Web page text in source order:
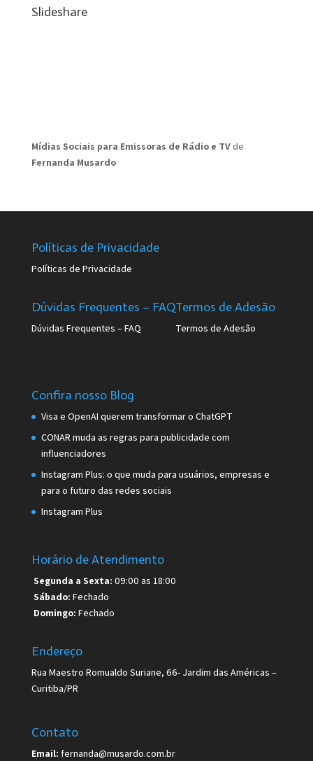
Slideshare
Mídias Sociais para Emissoras de Rádio e TVde
Fernanda Musardo
Políticas de Privacidade
Políticas de Privacidade
Dúvidas Frequentes – FAQ
Dúvidas Frequentes – FAQ
Termos de Adesão
Termos de Adesão
Confira nosso Blog
Visa e OpenAI querem transformar o ChatGPT
CONAR muda as regras para publicidade com
influenciadores
Instagram Plus: o que muda para usuários, empresas e
para o futuro das redes sociais
Instagram Plus
Horário de Atendimento
Segunda a Sexta: 09:00 as 18:00
Sábado: Fechado
Domingo: Fechado
Endereço
Rua Maestro Romualdo Suriane, 66- Jardim das Américas –
Curitiba/PR
Contato
Email: fernanda@musardo.com.br